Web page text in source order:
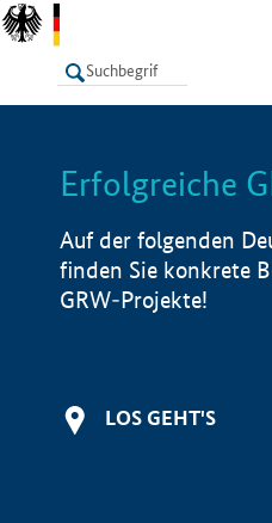
LISTE
Erfolgreiche
Auf der folgenden
finden Sie konkrete
GRW-Projekte!
LOS GEHT'S